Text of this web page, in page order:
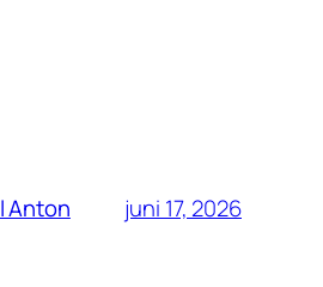
Anton juni 17, 2026